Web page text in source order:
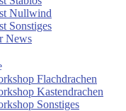
Nullwind
Sonstiges
News
Flachdrachen
Kastendrachen
Sonstiges